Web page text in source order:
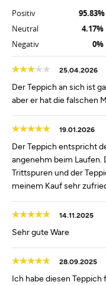
Positiv
95.83%
Neutral
4.17%
Negativ
0%
25.04.2026
Der Teppich an sich ist
aber er hat die falschen
19.01.2026
Der Teppich entspricht
angenehm beim Laufen.
Trittspuren und der
meinem Kauf sehr
14.11.2025
Sehr gute Ware
28.09.2025
Ich habe diesen